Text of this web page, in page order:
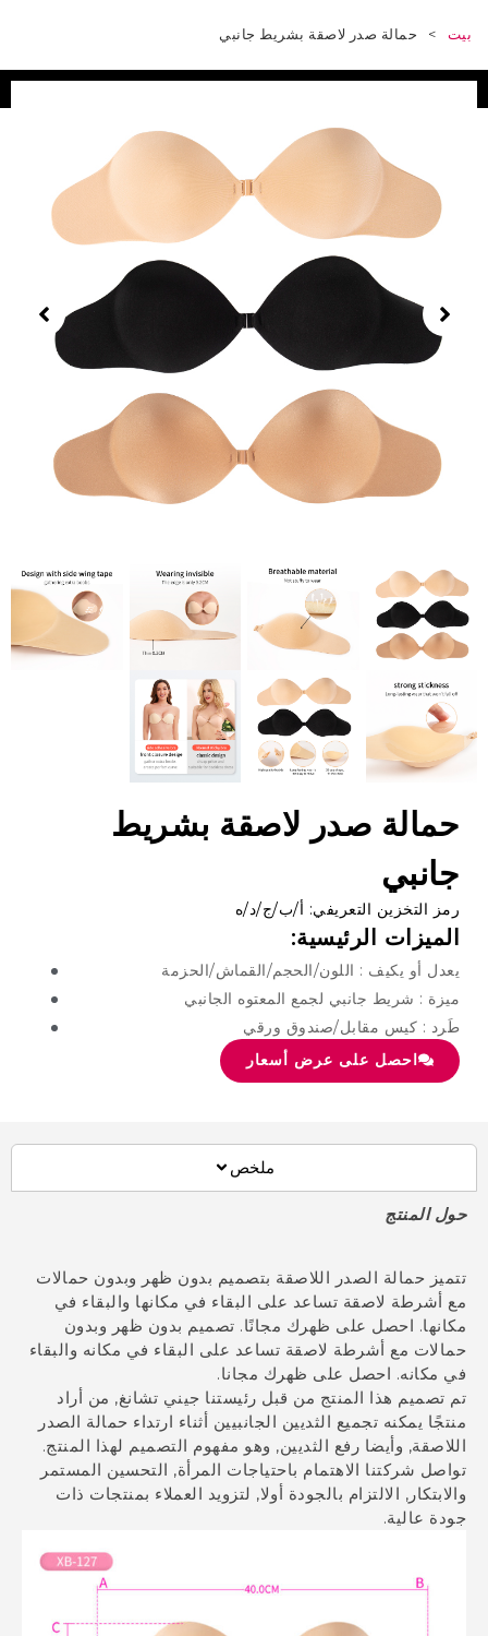
حمالة صدر لاصقة بشريط جانبي
صدر لاصقة بشريط
التخزين التعريفي: أ/ب/ج/د/ه
الرئيسية:
أو يكيف : اللون/الحجم/القماش/الحزمة
: شريط جانبي لجمع المعتوه الجانبي
: كيس مقابل/صندوق ورقي
احصل على عرض أسعار
المنتج
حمالة الصدر اللاصقة بتصميم بدون ظهر وبدون حمالات
لاصقة تساعد على البقاء في مكانها والبقاء في
احصل على ظهرك مجانًا. تصميم بدون ظهر وبدون
مع أشرطة لاصقة تساعد على البقاء في مكانه والبقاء
احصل على ظهرك مجانا.
هذا المنتج من قبل رئيستنا جيني تشانغ, من أراد
يمكنه تجميع الثديين الجانبيين أثناء ارتداء حمالة الصدر
وأيضا رفع الثديين, وهو مفهوم التصميم لهذا المنتج.
شركتنا الاهتمام باحتياجات المرأة, التحسين المستمر
الالتزام بالجودة أولا, لتزويد العملاء بمنتجات ذات
عالية.